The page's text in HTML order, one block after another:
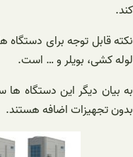
کند.
لوله کشی، بویلر و … است.
به بیان دیگر این دستگاه
بدون تجهیزات اضافه هستند.